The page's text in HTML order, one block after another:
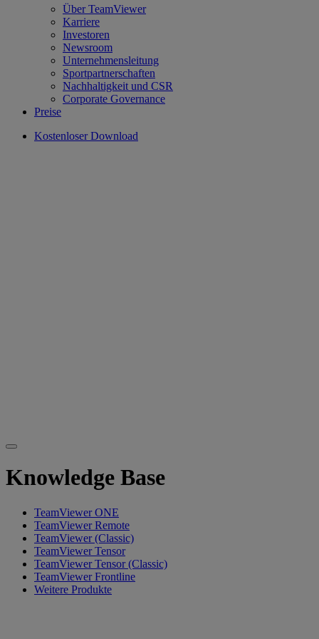
Über TeamViewer
Karriere
Investoren
Newsroom
Unternehmensleitung
Sportpartnerschaften
Nachhaltigkeit und CSR
Corporate Governance
Preise
Kostenloser Download
Knowledge Base
TeamViewer ONE
TeamViewer Remote
TeamViewer (Classic)
TeamViewer Tensor
TeamViewer Tensor (Classic)
TeamViewer Frontline
Weitere Produkte